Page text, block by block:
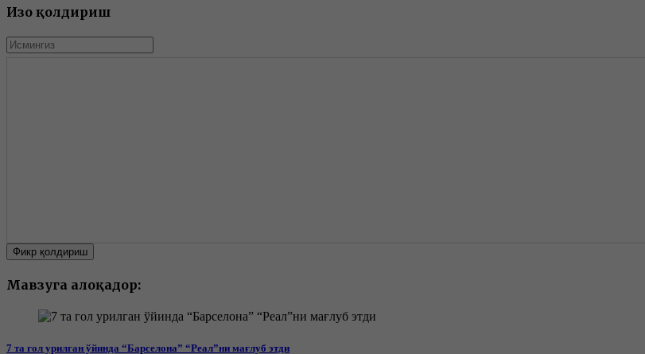
Изоҳ қолдириш
Фикр қолдириш
Мавзуга алоқадор:
7 та гол урилган ўйинда “Барселона” “Реал”ни мағлуб этди